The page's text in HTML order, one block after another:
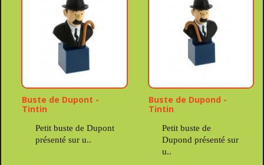
Buste de Dupont -
Tintin
Petit buste de Dupont
présenté sur u..
Buste de Dupond -
Tintin
Petit buste de
Dupond présenté sur
u..